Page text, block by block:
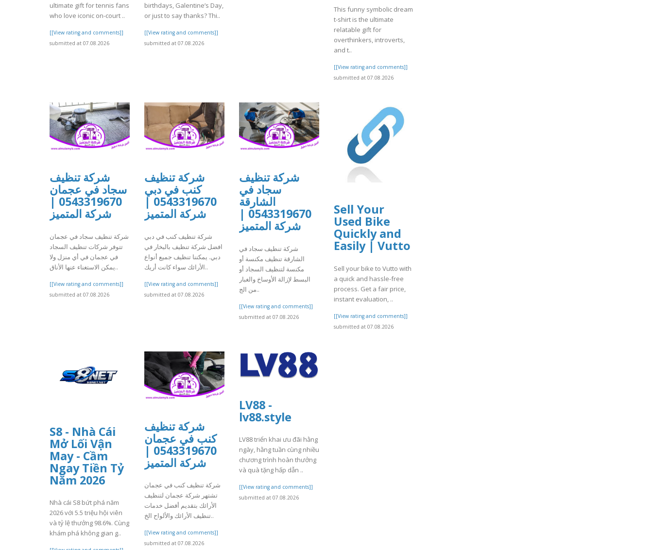
ultimate gift for tennis fans
who love iconic on-court ..
[[View rating and comments]]
submitted at 07.08.2026
birthdays, Galentine’s Day,
or just to say thanks? Thi..
[[View rating and comments]]
submitted at 07.08.2026
This funny symbolic dream
t-shirt is the ultimate
relatable gift for
overthinkers, introverts,
and t..
[[View rating and comments]]
submitted at 07.08.2026
شركة تنظيف
سجاد في عجمان
0543319670 |
شركة المتميز
شركة تنظيف سجاد في عجمان
تتوفر شركات تنظيف السجاد
في عجمان في أي منزل ولا
يمكن الاستغناء عنها الأناق..
[[View rating and comments]]
submitted at 07.08.2026
شركة تنظيف
كنب في دبي
0543319670 |
شركة المتميز
شركة تنظيف كنب في دبي
افضل شركة تنظيف بالبخار في
دبي. يمكننا تنظيف جميع أنواع
الأرائك سواء كانت أريك..
[[View rating and comments]]
submitted at 07.08.2026
شركة تنظيف
سجاد في
الشارقة
0543319670 |
شركة المتميز
شركة تنظيف سجاد في
الشارقة تنظيف مكنسة أو
مكنسة لتنظيف السجاد أو
البسط لإزالة الأوساخ والغبار
من الج..
[[View rating and comments]]
submitted at 07.08.2026
Sell Your
Used Bike
Quickly and
Easily | Vutto
Sell your bike to Vutto with
a quick and hassle-free
process. Get a fair price,
instant evaluation, ..
[[View rating and comments]]
submitted at 07.08.2026
S8 - Nhà Cái
Mở Lối Vận
May - Cầm
Ngay Tiền Tỷ
Năm 2026
Nhà cái S8 bứt phá năm
2026 với 5.5 triệu hội viên
và tỷ lệ thưởng 98.6%. Cùng
khám phá không gian g..
شركة تنظيف
كنب في عجمان
0543319670 |
شركة المتميز
شركة تنظيف كنب في عجمان
تشتهر شركة عجمان لتنظيف
الأرائك بتقديم أفضل خدمات
تنظيف الأرائك والألواح الخ..
[[View rating and comments]]
submitted at 07.08.2026
LV88 -
lv88.style
LV88 triển khai ưu đãi hằng
ngày, hằng tuần cùng nhiều
chương trình hoàn thưởng
và quà tặng hấp dẫn ..
[[View rating and comments]]
submitted at 07.08.2026